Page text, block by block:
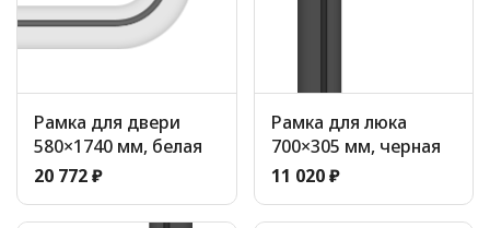
Рамка для двери
580×1740 мм, белая
20 772 ₽
Рамка для люка
700×305 мм, черная
11 020 ₽